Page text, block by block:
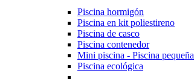
Piscina hormigón
Piscina en kit poliestireno
Piscina de casco
Piscina contenedor
Mini piscina - Piscina pequeña
Piscina ecológica